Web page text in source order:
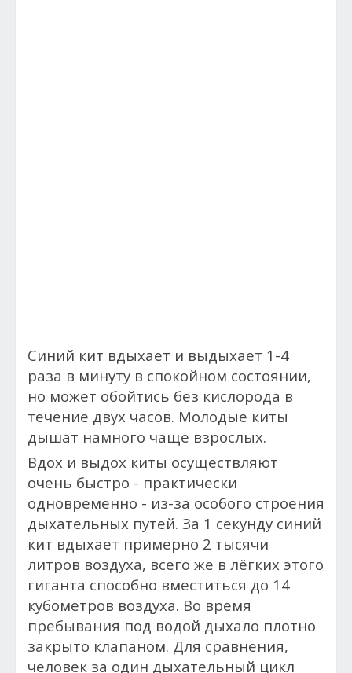
Синий кит вдыхает и выдыхает 1-4
раза в минуту в спокойном состоянии,
но может обойтись без кислорода в
течение двух часов. Молодые киты
дышат намного чаще взрослых.
Вдох и выдох киты осуществляют
очень быстро - практически
одновременно - из-за особого строения
дыхательных путей. За 1 секунду синий
кит вдыхает примерно 2 тысячи
литров воздуха, всего же в лёгких этого
гиганта способно вместиться до 14
кубометров воздуха. Во время
пребывания под водой дыхало плотно
закрыто клапаном. Для сравнения,
человек за один дыхательный цикл